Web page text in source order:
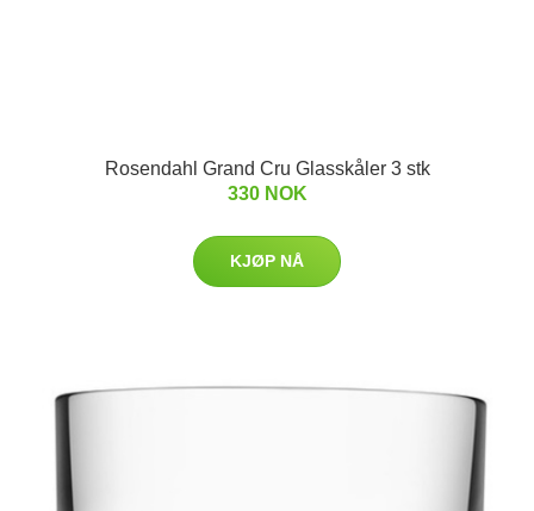
Rosendahl Grand Cru Glasskåler 3 stk
330 NOK
KJØP NÅ